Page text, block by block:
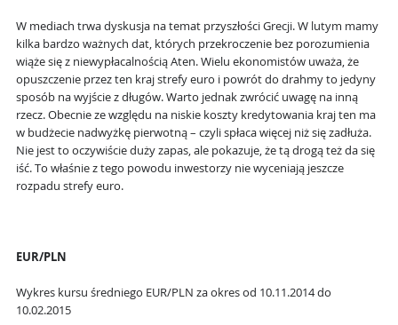
W mediach trwa dyskusja na temat przyszłości Grecji. W lutym mamy
kilka bardzo ważnych dat, których przekroczenie bez porozumienia
wiąże się z niewypłacalnością Aten. Wielu ekonomistów uważa, że
opuszczenie przez ten kraj strefy euro i powrót do drahmy to jedyny
sposób na wyjście z długów. Warto jednak zwrócić uwagę na inną
rzecz. Obecnie ze względu na niskie koszty kredytowania kraj ten ma
w budżecie nadwyżkę pierwotną – czyli spłaca więcej niż się zadłuża.
Nie jest to oczywiście duży zapas, ale pokazuje, że tą drogą też da się
iść. To właśnie z tego powodu inwestorzy nie wyceniają jeszcze
rozpadu strefy euro.
EUR/PLN
Wykres kursu średniego EUR/PLN za okres od 10.11.2014 do
10.02.2015